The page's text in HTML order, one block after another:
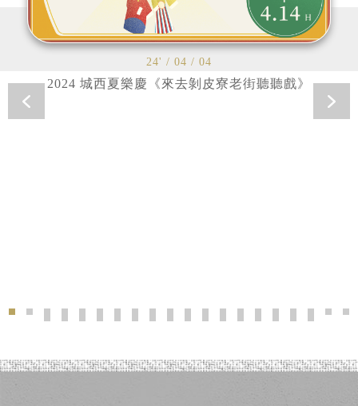
2024 城西夏樂慶《來去剝皮寮老街聽聽戲》'> 24' / 04 /
2024北市大．街劇場UT Street Epic 實境APP導覽-時
2024林榮 · 台灣之美油畫創作展'> 24' / 02 / 10
《拾伍拾陸．拍你個街》展覽'>24' / 01 / 10《
《給平凡人的萬華散策——社會集會》城市
2023《城西生活節｜看電影的我們 》'>
適得其所【以動保挺野保】巡迴展'>
剝剝看電影 青春Way 台灣短片放映
【2023城西夏樂慶】來!剝皮寮
城光'> 23' / 01 / 10 城光
2022【城西生活節】萬華
夏日工藝FUN心玩'>22'
剝剝學堂×果陀劇場
《剝剝起家厝》
剝剝看電影 台
《艋舺時光
剝皮寮
2021
《
【剝剝看電影】3月號 週三不羈夜 | 台灣短打經典
2020《城西生活節》艋舺狂歡慶典 巡遊城西常
《剝剝起家厝》踅街剝皮寮 厝邊頭尾聊-地方
《剝剝起家厝X萬華老城咖啡香》系列活
剝皮寮歷史街區《剝剝起家厝》竹藝生
2020【城西生活節】來去捉迷藏！'>
『城西』生活節 『一起好』過冬
剝剝看電影「行影‧不離──李
來趣迺菜市仔 東三水街市
萬華饗樂季 夏日童樂會
idea TAIPEI創意工
2018臺灣夢想城
童心看世界'>
冬至剝皮寮
中秋玩藝
24' / 04 / 04
2024 城西夏樂慶《來去剝皮寮老街聽聽戲》